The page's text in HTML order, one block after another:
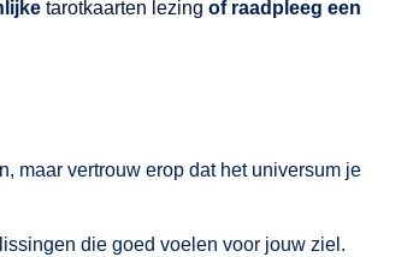
tarotkaarten lezing of raadpleeg een
maar vertrouw erop dat het universum je
die goed voelen voor jouw ziel.